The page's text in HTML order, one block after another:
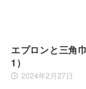
エプロンと三角
1）
2024年2月27日